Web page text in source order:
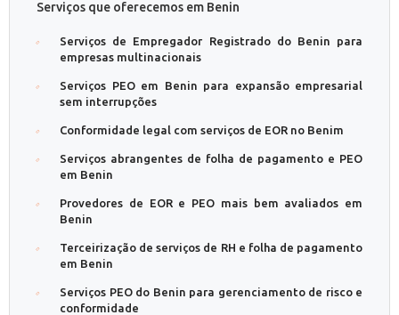
Serviços que oferecemos em Benin
Serviços de Empregador Registrado do Benin para
empresas multinacionais
Serviços PEO em Benin para expansão empresarial
sem interrupções
Conformidade legal com serviços de EOR no Benim
Serviços abrangentes de folha de pagamento e PEO
em Benin
Provedores de EOR e PEO mais bem avaliados em
Benin
Terceirização de serviços de RH e folha de pagamento
em Benin
Serviços PEO do Benin para gerenciamento de risco e
conformidade